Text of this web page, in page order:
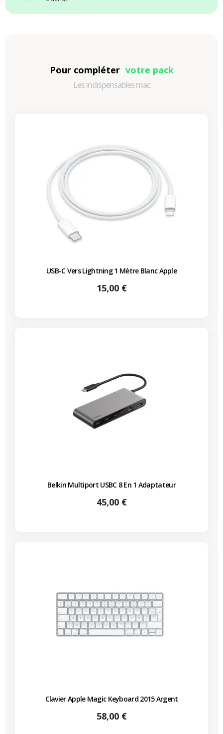
Pour compléter votre pack
Les indispensables mac
USB-C Vers Lightning 1 Mètre Blanc Apple
Prix
15,00 €
Belkin Multiport USBC 8 En 1 Adaptateur
Prix
45,00 €
Clavier Apple Magic Keyboard 2015 Argent
Prix
58,00 €